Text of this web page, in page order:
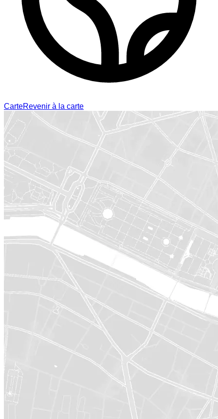
CarteRevenir à la carte